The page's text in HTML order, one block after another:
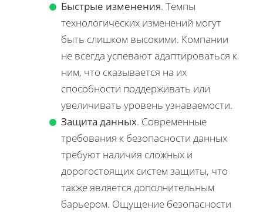
Быстрые изменения. Темпы
технологических изменений могут
быть слишком высокими. Компании
не всегда успевают адаптироваться к
ним, что сказывается на их
способности поддерживать или
увеличивать уровень узнаваемости.
Защита данных. Современные
требования к безопасности данных
требуют наличия сложных и
дорогостоящих систем защиты, что
также является дополнительным
барьером. Ощущение безопасности